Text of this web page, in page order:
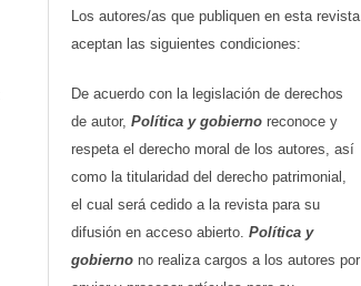
Los autores/as que publiquen en esta revista
aceptan las siguientes condiciones:
De acuerdo con la legislación de derechos
de autor, Política y gobierno reconoce y
respeta el derecho moral de los autores, así
como la titularidad del derecho patrimonial,
el cual será cedido a la revista para su
difusión en acceso abierto. Política y
gobierno no realiza cargos a los autores por